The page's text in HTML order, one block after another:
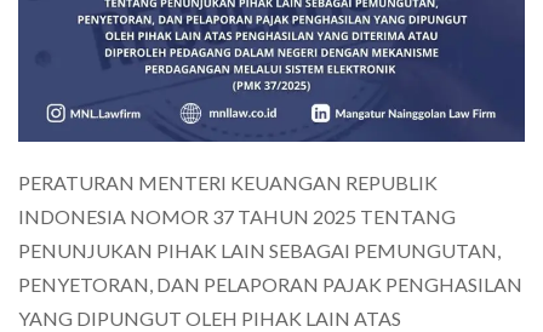
PERATURAN MENTERI KEUANGAN REPUBLIK
INDONESIA NOMOR 37 TAHUN 2025 TENTANG
PENUNJUKAN PIHAK LAIN SEBAGAI PEMUNGUTAN,
PENYETORAN, DAN PELAPORAN PAJAK PENGHASILAN
YANG DIPUNGUT OLEH PIHAK LAIN ATAS